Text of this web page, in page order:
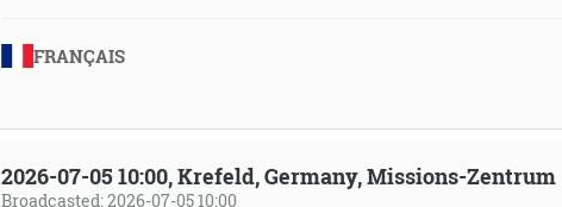
FRANÇAIS
2026-07-05 10:00, Krefeld, Germany, Missions-Zentrum
Broadcasted: 2026-07-05 10:00